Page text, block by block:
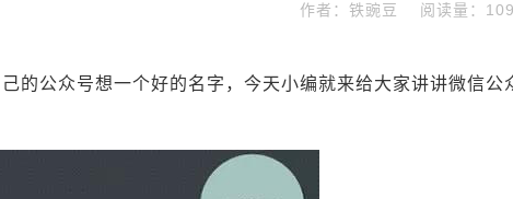
阅读量：
作者：铁豌豆
的公众号想一个好的名字，今天小编就来给大家讲讲微信公